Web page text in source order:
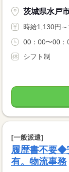
茨城県水戸
時給1,130円
00：00〜00
シフト制
[一般派遣]
履歴書不要◆
有。物流事務